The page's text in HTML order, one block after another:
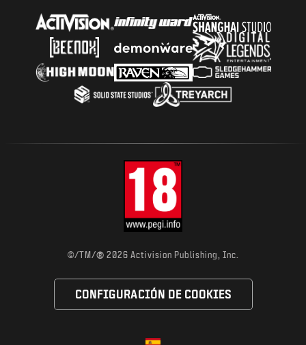
©/TM/® 2026 Activision Publishing, Inc.
CONFIGURACIÓN DE COOKIES